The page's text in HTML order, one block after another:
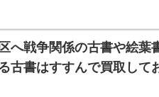
へ戦争関係の古書や絵葉
古書はすすんで買取して